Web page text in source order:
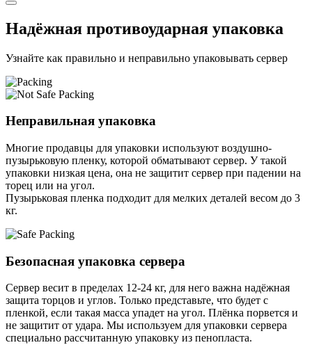
Надёжная противоударная упаковка
Узнайте как правильно и неправильно упаковывать сервер
Неправильная упаковка
Многие продавцы для упаковки используют воздушно-
пузырьковую пленку, которой обматывают сервер. У такой
упаковки низкая цена, она не защитит сервер при падении на
торец или на угол.
Пузырьковая пленка подходит для мелких деталей весом до 3
кг.
Безопасная упаковка сервера
Сервер весит в пределах 12-24 кг, для него важна надёжная
защита торцов и углов. Только представьте, что будет с
пленкой, если такая масса упадет на угол. Плёнка порвется и
не защитит от удара. Мы используем для упаковки сервера
специально расcчитанную упаковку из пенопласта.